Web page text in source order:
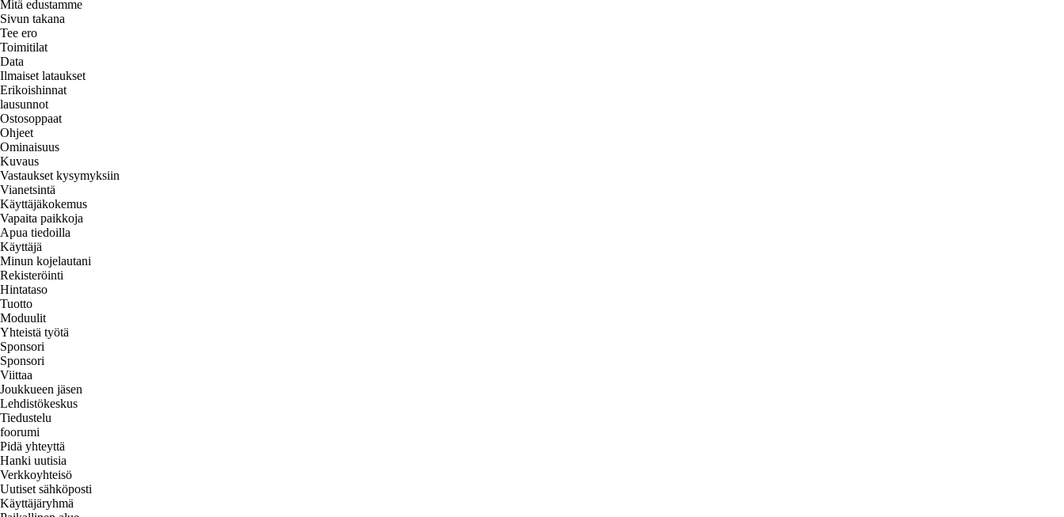
Mitä edustamme
Sivun takana
Tee ero
Toimitilat
Data
Ilmaiset lataukset
Erikoishinnat
lausunnot
Ostosoppaat
Ohjeet
Ominaisuus
Kuvaus
Vastaukset kysymyksiin
Vianetsintä
Käyttäjäkokemus
Vapaita paikkoja
Apua tiedoilla
Käyttäjä
Minun kojelautani
Rekisteröinti
Hintataso
Tuotto
Moduulit
Yhteistä työtä
Sponsori
Sponsori
Viittaa
Joukkueen jäsen
Lehdistökeskus
Tiedustelu
foorumi
Pidä yhteyttä
Hanki uutisia
Verkkoyhteisö
Uutiset sähköposti
Käyttäjäryhmä